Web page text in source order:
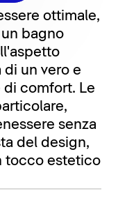
ottimale,
bagno
un vero e
di comfort. Le
senza
del design,
tocco estetico